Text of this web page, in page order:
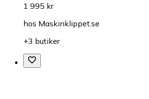
1 995 kr
hos Maskinklippet.se
+3 butiker